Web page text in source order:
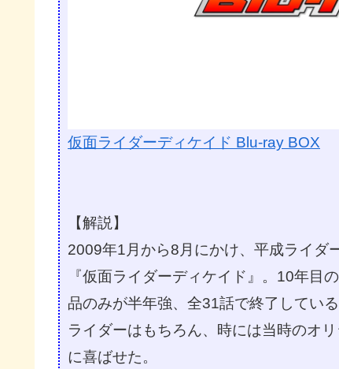
仮面ライダーディケイド Blu-ray BOX
【解説】
2009年1月から8月にかけ、平成ライダ
『仮面ライダーディケイド』。10年目
品のみが半年強、全31話で終了してい
ライダーはもちろん、時には当時のオ
に喜ばせた。